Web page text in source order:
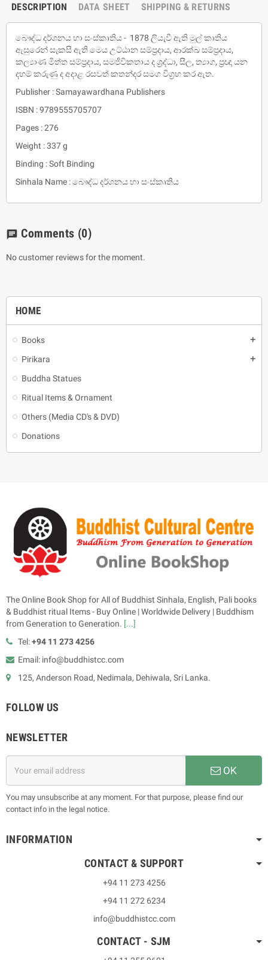
HOME
Books add
Pirikara add
Buddha Statues
Ritual Items & Ornament
Others (Media CD's & DVD)
Donations
DESCRIPTION DATA SHEET SHIPPING & RETURNS
බෞද්ධ දර්ශනය හා සංස්කෘතිය - 1878 ලියැවී ඇති මුල් කෘතිය
ඇසුරෙන් සැකසී ඇති මෙය උට්ඨාන සම්ප‍්‍රදාය, ආරක්‍ඛ සම්ප‍්‍රදාය,
කල්‍යාණ මිත්ත සම්ප‍්‍රදාය, සමජීවිකතාය ද ශ‍්‍රද්ධා, සීල, ත්‍යාග, ප‍්‍රඥා යන
දහම් කරුණු ද අදාළ රසවත් කතන්දර සමග විග‍්‍රහ කර ඇත.
Publisher : Samayawardhana Publishers
ISBN : 9789555705707
Pages : 276
Weight : 337 g
Binding : Soft Binding
Sinhala Name : බෞද්ධ දර්ශනය හා සංස්කෘතිය
chat Comments (0)
No customer reviews for the moment.
The Online Book Shop for All of Buddhist Sinhala, English, Pali books
& Buddhist ritual Items - Buy Online | Worldwide Delivery | Buddhism
from Generation to Generation. [...]
Tel:+94 11 273 4256
Email: info@buddhistcc.com
125, Anderson Road, Nedimala, Dehiwala, Sri Lanka.
FOLLOW US
NEWSLETTER
OK
You may unsubscribe at any moment. For that purpose, please find our
contact info in the legal notice.
INFORMATION
CONTACT & SUPPORT
+94 11 273 4256
+94 11 272 6234
info@buddhistcc.com
CONTACT - SJM